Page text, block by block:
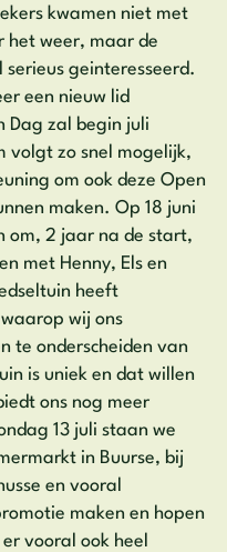
kwamen niet met
het weer, maar de
geinteresseerd.
een nieuw lid
Dag zal begin juli
volgt zo snel mogelijk,
om ook deze Open
maken. Op 18 juni
om, 2 jaar na de start,
met Henny, Els en
heeft
wij ons
te onderscheiden van
is uniek en dat willen
ons nog meer
13 juli staan we
in Buurse, bij
en vooral
maken en hopen
vooral ook heel